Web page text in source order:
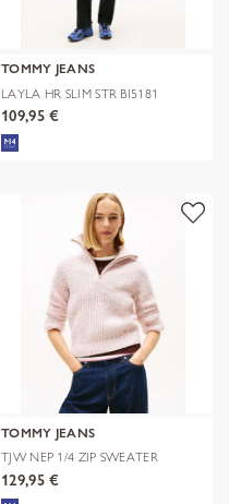
TOMMY JEANS
LAYLA HR SLIM STR BI5181
109,95 €
TOMMY JEANS
TJW NEP 1/4 ZIP SWEATER
129,95 €